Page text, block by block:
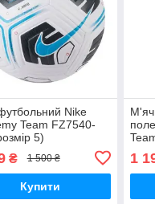
Nike
Team FZ7540-
5)
₴ 1 500 ₴
Купити
1